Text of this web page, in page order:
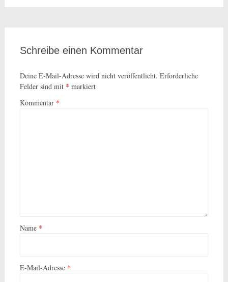
Schreibe einen Kommentar
Deine E-Mail-Adresse wird nicht veröffentlicht. Erforderliche
Felder sind mit * markiert
Kommentar *
Name *
E-Mail-Adresse *